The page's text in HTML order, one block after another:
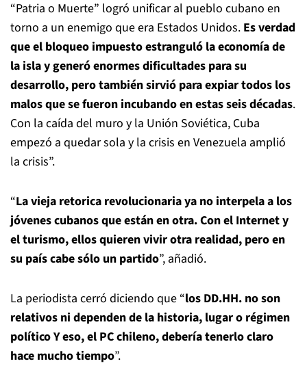
“Patria o Muerte” logró unificar al pueblo cubano en
torno a un enemigo que era Estados Unidos. Es verdad
que el bloqueo impuesto estranguló la economía de
la isla y generó enormes dificultades para su
desarrollo, pero también sirvió para expiar todos los
malos que se fueron incubando en estas seis décadas.
Con la caída del muro y la Unión Soviética, Cuba
empezó a quedar sola y la crisis en Venezuela amplió
la crisis”.
“La vieja retorica revolucionaria ya no interpela a los
jóvenes cubanos que están en otra. Con el Internet y
el turismo, ellos quieren vivir otra realidad, pero en
su país cabe sólo un partido”, añadió.
La periodista cerró diciendo que “los DD.HH. no son
relativos ni dependen de la historia, lugar o régimen
político Y eso, el PC chileno, debería tenerlo claro
hace mucho tiempo”.